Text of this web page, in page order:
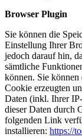
Browser Plugin
Sie können die
Einstellung Ihrer
jedoch darauf hin,
sämtliche
können. Sie können
Cookie erzeugten
Daten (inkl. Ihrer
dieser Daten durch
folgenden Link
installieren: https://